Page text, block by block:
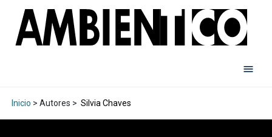
Inicio > Autores > Silvia Chaves